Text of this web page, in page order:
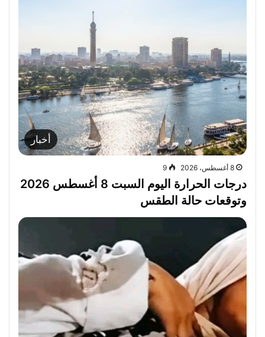
أخبار
8 أغسطس، 2026 9
درجات الحرارة اليوم السبت 8 أغسطس 2026
وتوقعات حالة الطقس